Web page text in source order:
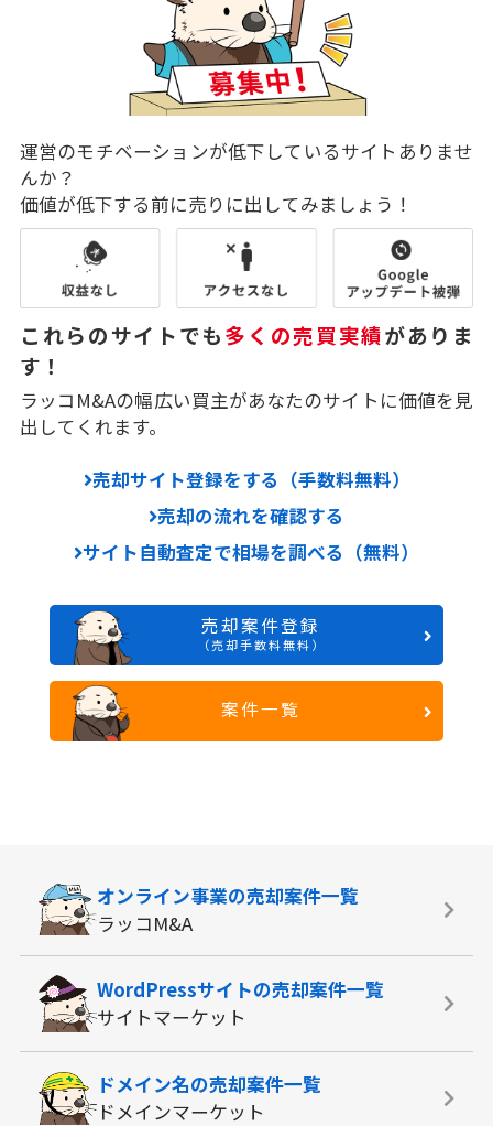
運営のモチベーションが低下しているサイトありませ
んか？
価値が低下する前に売りに出してみましょう！
これらのサイトでも多くの売買実績がありま
す！
ラッコM&Aの幅広い買主があなたのサイトに価値を見
出してくれます。
売却サイト登録をする（手数料無料）
売却の流れを確認する
サイト自動査定で相場を調べる（無料）
売却案件登録
（売却手数料無料）
案件一覧
オンライン事業の売却案件一覧
ラッコM&A
WordPressサイトの売却案件一覧
サイトマーケット
ドメイン名の売却案件一覧
ドメインマーケット